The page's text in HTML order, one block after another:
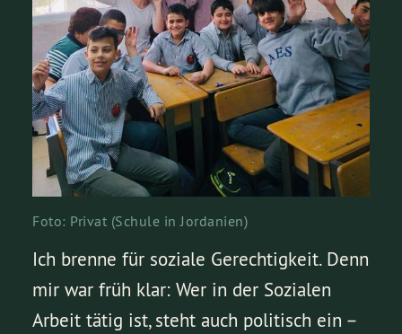
Foto: Privat (Schule in Jordanien)
Ich brenne für soziale Gerechtigkeit. Denn
mir war früh klar: Wer in der Sozialen
Arbeit tätig ist, steht auch politisch ein –